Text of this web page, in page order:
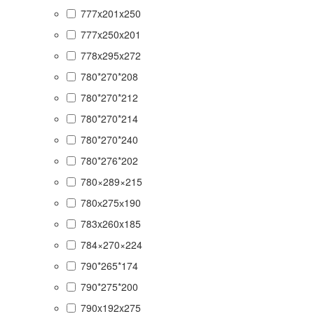
777x201x250
777x250x201
778x295x272
780*270*208
780*270*212
780*270*214
780*270*240
780*276*202
780×289×215
780х275х190
783x260x185
784×270×224
790*265*174
790*275*200
790x192x275